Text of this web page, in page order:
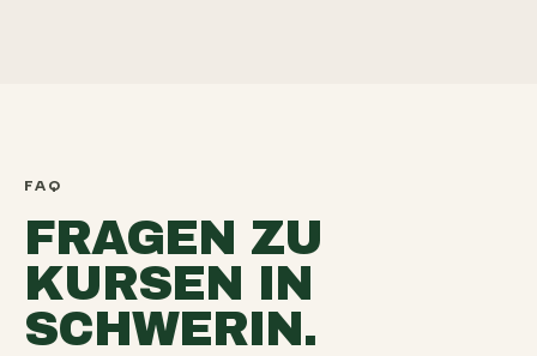
FAQ
FRAGEN ZU
KURSEN IN
SCHWERIN.